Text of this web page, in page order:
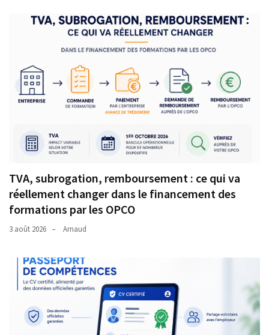
TVA, subrogation, remboursement : ce qui va
réellement changer dans le financement des
formations par les OPCO
3 août 2026 Arnaud